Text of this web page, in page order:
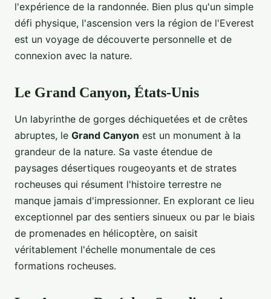
l'expérience de la randonnée. Bien plus qu'un simple
défi physique, l'ascension vers la région de l'Everest
est un voyage de découverte personnelle et de
connexion avec la nature.
Le Grand Canyon, États-Unis
Un labyrinthe de gorges déchiquetées et de crêtes
abruptes, le Grand Canyon est un monument à la
grandeur de la nature. Sa vaste étendue de
paysages désertiques rougeoyants et de strates
rocheuses qui résument l'histoire terrestre ne
manque jamais d'impressionner. En explorant ce lieu
exceptionnel par des sentiers sinueux ou par le biais
de promenades en hélicoptère, on saisit
véritablement l'échelle monumentale de ces
formations rocheuses.